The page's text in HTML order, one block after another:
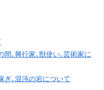
間､興行家､獣使い､芸術家に
ぎ､混沌の岩について